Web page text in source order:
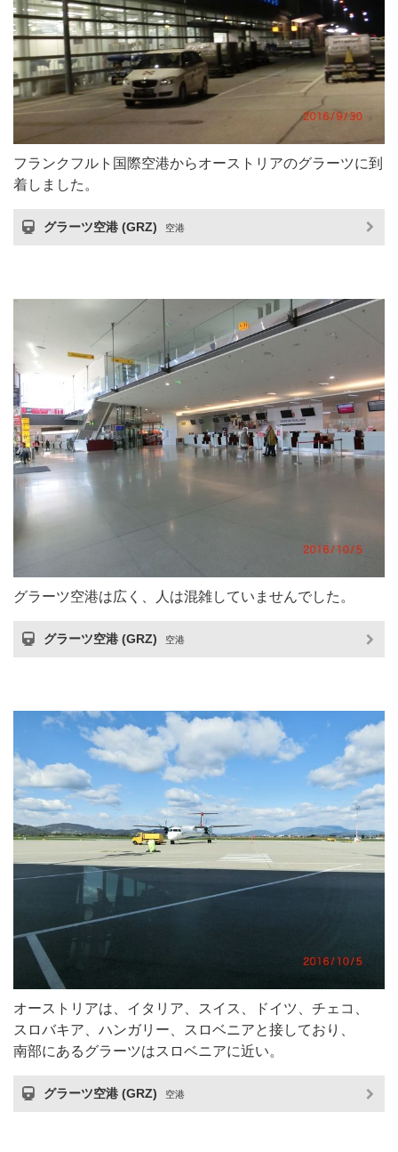
フランクフルト国際空港からオーストリアのグラーツに到
着しました。
グラーツ空港 (GRZ) 空港
グラーツ空港は広く、人は混雑していませんでした。
グラーツ空港 (GRZ) 空港
オーストリアは、イタリア、スイス、ドイツ、チェコ、
スロバキア、ハンガリー、スロベニアと接しており、
南部にあるグラーツはスロベニアに近い。
グラーツ空港 (GRZ) 空港